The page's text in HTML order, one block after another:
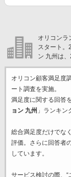
オリコンラ
スタート。
ン 九州は
オリコン顧客満足度
ート調査を実施。
満足度に関する回答
ョン 九州 」ランキン
総合満足度だけでな
評価。さらに回答者
しています。
サービス検討の際、“